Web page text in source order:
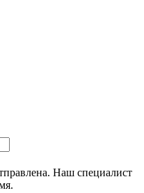
Наш специалист